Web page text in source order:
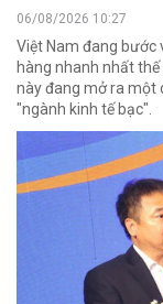
06/08/2026 10:27
Việt Nam đang bước
hàng nhanh nhất
này đang mở ra một
"ngành kinh tế bạc".